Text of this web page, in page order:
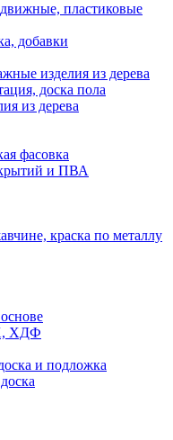
пластиковые
добавки
изделия из дерева
доска пола
из дерева
фасовка
и ПВА
краска по металлу
ХДФ
и подложка